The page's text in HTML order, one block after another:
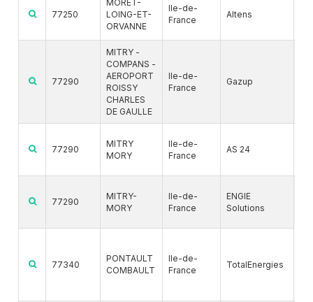
77250
MORET-
LOING-ET-
ORVANNE
Ile-de-
France
Altens
77290
MITRY -
COMPANS -
AEROPORT
ROISSY
CHARLES
DE GAULLE
Ile-de-
France
Gazup
77290
MITRY
MORY
Ile-de-
France
AS 24
77290
MITRY-
MORY
Ile-de-
France
ENGIE
Solutions
77340
PONTAULT
COMBAULT
Ile-de-
France
TotalEnergies